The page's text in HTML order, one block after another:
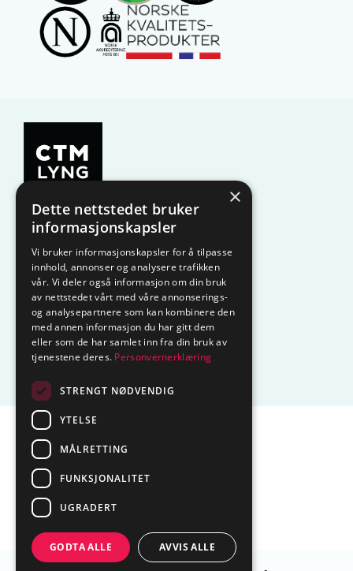
KAMPANJE Komfyrvakt
Belysning Lysstyring
Varmestyring Vannstopp
Frostsikring Smarthus – OP
Centrol
Sentralbord tlf.
Epost:
Org.nr.: NO 936 285 244 MVA
×
Dette nettstedet bruker
informasjonskapsler
Vi bruker informasjonskapsler for å tilpasse
innhold, annonser og analysere trafikken
vår. Vi deler også informasjon om din bruk
av nettstedet vårt med våre annonserings-
og analysepartnere som kan kombinere den
med annen informasjon du har gitt dem
eller som de har samlet inn fra din bruk av
tjenestene deres. Personvernerklæring
STRENGT NØDVENDIG
YTELSE
MÅLRETTING
FUNKSJONALITET
UGRADERT
GODTA ALLE AVVIS ALLE